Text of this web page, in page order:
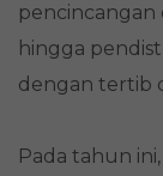
pencincangan
hingga
dengan tertib
Pada tahun